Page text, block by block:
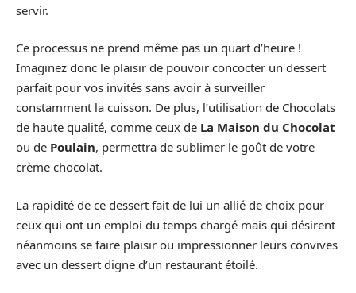
servir.
Ce processus ne prend même pas un quart d’heure !
Imaginez donc le plaisir de pouvoir concocter un dessert
parfait pour vos invités sans avoir à surveiller
constamment la cuisson. De plus, l’utilisation de Chocolats
de haute qualité, comme ceux de La Maison du Chocolat
ou de Poulain, permettra de sublimer le goût de votre
crème chocolat.
La rapidité de ce dessert fait de lui un allié de choix pour
ceux qui ont un emploi du temps chargé mais qui désirent
néanmoins se faire plaisir ou impressionner leurs convives
avec un dessert digne d’un restaurant étoilé.